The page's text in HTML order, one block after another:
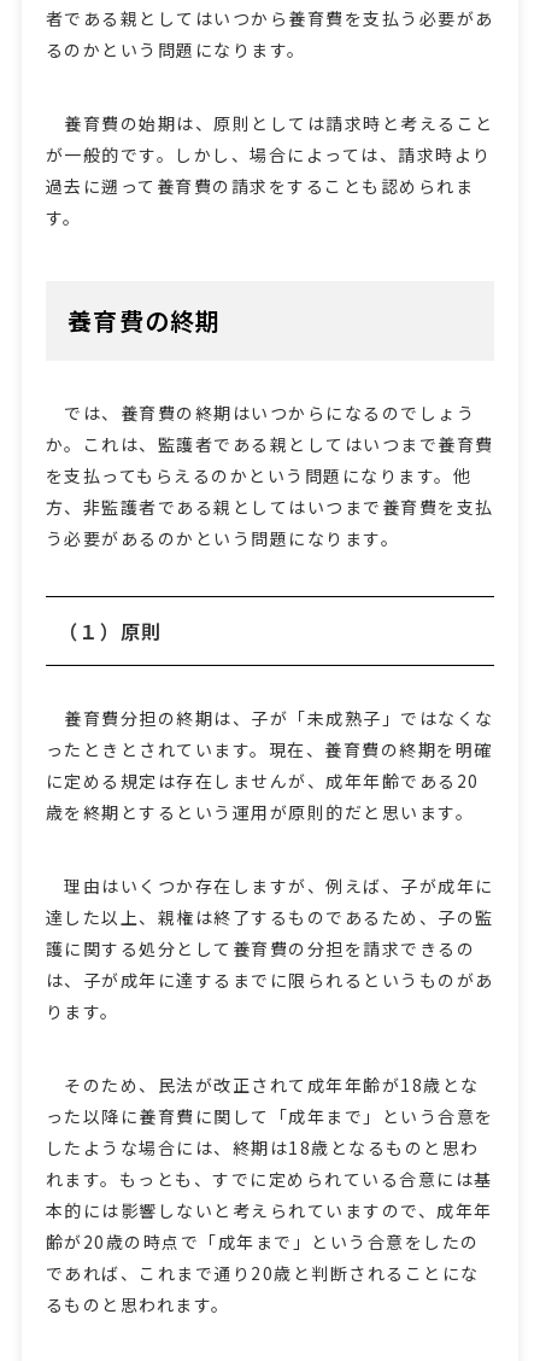
者である親としてはいつから養育費を支払う必要があ
るのかという問題になります。
養育費の始期は、原則としては請求時と考えること
が一般的です。しかし、場合によっては、請求時より
過去に遡って養育費の請求をすることも認められま
す。
養育費の終期
では、養育費の終期はいつからになるのでしょう
か。これは、監護者である親としてはいつまで養育費
を支払ってもらえるのかという問題になります。他
方、非監護者である親としてはいつまで養育費を支払
う必要があるのかという問題になります。
（１）原則
養育費分担の終期は、子が「未成熟子」ではなくな
ったときとされています。現在、養育費の終期を明確
に定める規定は存在しませんが、成年年齢である20
歳を終期とするという運用が原則的だと思います。
理由はいくつか存在しますが、例えば、子が成年に
達した以上、親権は終了するものであるため、子の監
護に関する処分として養育費の分担を請求できるの
は、子が成年に達するまでに限られるというものがあ
ります。
そのため、民法が改正されて成年年齢が18歳とな
った以降に養育費に関して「成年まで」という合意を
したような場合には、終期は18歳となるものと思わ
れます。もっとも、すでに定められている合意には基
本的には影響しないと考えられていますので、成年年
齢が20歳の時点で「成年まで」という合意をしたの
であれば、これまで通り20歳と判断されることにな
るものと思われます。